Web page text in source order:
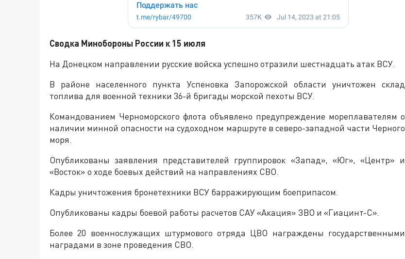
Сводка Минобороны России к 15 июля
На Донецком направлении русские войска успешно отразили шестнадцать атак ВСУ.
В районе населенного пункта Успеновка Запорожской области уничтожен склад
топлива для военной техники 36-й бригады морской пехоты ВСУ.
Командованием Черноморского флота объявлено предупреждение мореплавателям о
наличии минной опасности на судоходном маршруте в северо-западной части Черного
моря.
Опубликованы заявления представителей группировок «Запад», «Юг», «Центр» и
«Восток» о ходе боевых действий на направлениях СВО.
Кадры уничтожения бронетехники ВСУ барражирующим боеприпасом.
Опубликованы кадры боевой работы расчетов САУ «Акация» ЗВО и «Гиацинт-С».
Более 20 военнослужащих штурмового отряда ЦВО награждены государственными
наградами в зоне проведения СВО.